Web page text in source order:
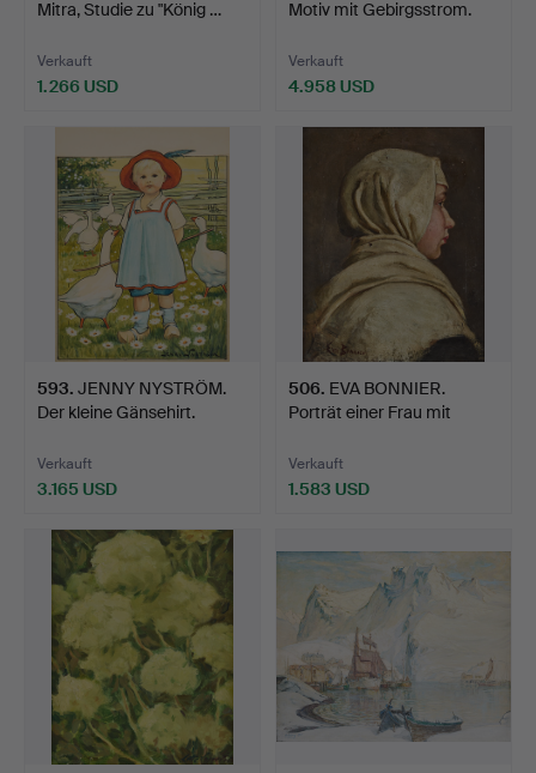
Mitra, Studie zu "König …
Verkauft
1.266 USD
Motiv mit Gebirgsstrom.
Verkauft
4.958 USD
593. JENNY NYSTRÖM.
Der kleine Gänsehirt.
Verkauft
3.165 USD
506. EVA BONNIER.
Porträt einer Frau mit
Verkauft
1.583 USD